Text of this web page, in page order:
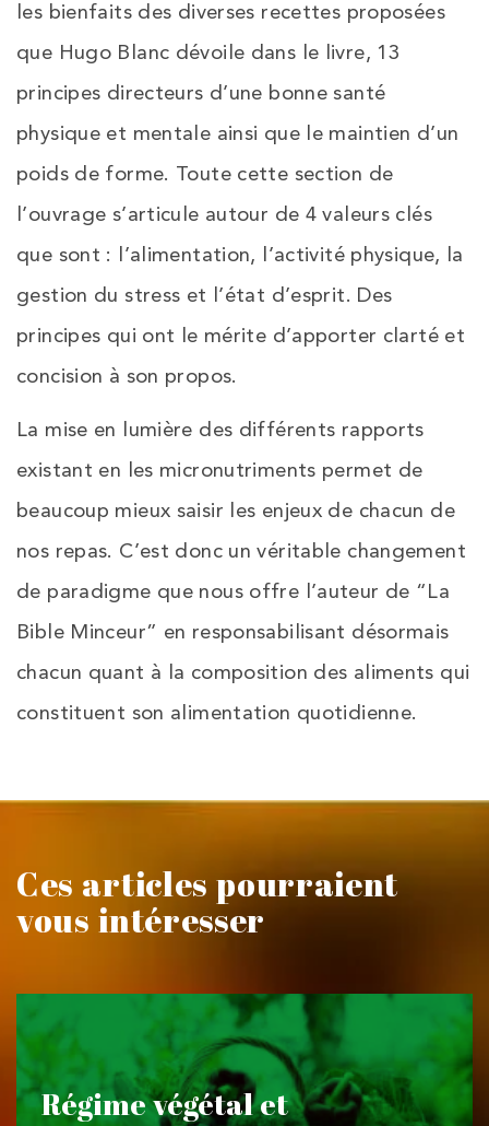
les bienfaits des diverses recettes proposées
que Hugo Blanc dévoile dans le livre, 13
principes directeurs d’une bonne santé
physique et mentale ainsi que le maintien d’un
poids de forme. Toute cette section de
l’ouvrage s’articule autour de 4 valeurs clés
que sont : l’alimentation, l’activité physique, la
gestion du stress et l’état d’esprit. Des
principes qui ont le mérite d’apporter clarté et
concision à son propos.
La mise en lumière des différents rapports
existant en les micronutriments permet de
beaucoup mieux saisir les enjeux de chacun de
nos repas. C’est donc un véritable changement
de paradigme que nous offre l’auteur de “La
Bible Minceur” en responsabilisant désormais
chacun quant à la composition des aliments qui
constituent son alimentation quotidienne.
Ces articles pourraient
vous intéresser
Régime végétal et